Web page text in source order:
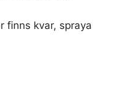
finns kvar, spraya